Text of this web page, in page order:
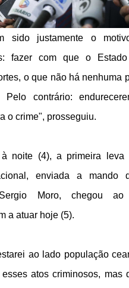
sido justamente o
fazer com que o
o que não há nenhuma
Pelo contrário:
o crime", prosseguiu.
noite (4), a primeira leva
enviada a mando
Moro, chegou
a atuar hoje (5).
ao lado população
atos criminosos, mas